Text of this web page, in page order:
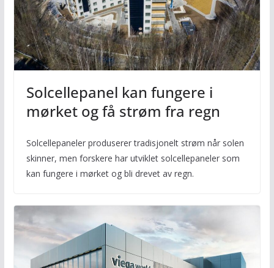
Solcellepanel kan fungere i
mørket og få strøm fra regn
Solcellepaneler produserer tradisjonelt strøm når solen
skinner, men forskere har utviklet solcellepaneler som
kan fungere i mørket og bli drevet av regn.